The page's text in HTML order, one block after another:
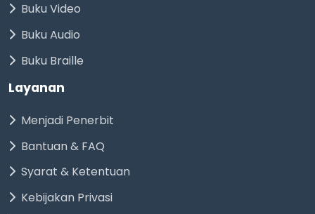
Buku Video
Buku Audio
Buku Braille
Layanan
Menjadi Penerbit
Bantuan & FAQ
Syarat & Ketentuan
Kebijakan Privasi